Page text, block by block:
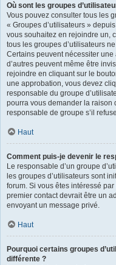
Où sont les groupes
Vous pouvez consulter tous les
« Groupes d’utilisateurs »
vous souhaitez en rejoindre un,
tous les groupes d’utilisateurs
Certains peuvent nécessiter une
d’autres peuvent même être
rejoindre en cliquant sur le
une approbation, vous devez
responsable du groupe
pourra vous demander la raison
responsable de groupe s’il
Haut
Comment puis-je devenir le
Le responsable d’un groupe
les groupes d’utilisateurs sont
forum. Si vous êtes intéressé
premier contact devrait être un
envoyant un message privé.
Haut
Pourquoi certains groupes
différente ?